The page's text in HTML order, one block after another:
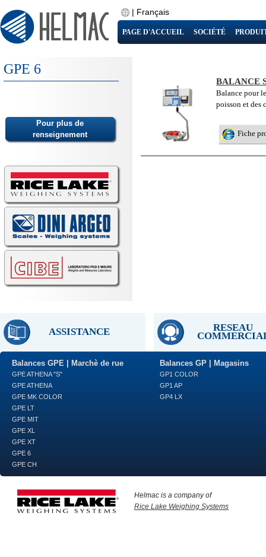
| Français
PAGE D'ACCUEIL SOCIÉTÉ
GPE 6
BALANCE
Balance pour
poisson et des
Fiche
ASSISTANCE RESEAU
Balances GPE | Marchè de rue
GPE ATHENA "S"
GPE ATHENA
GPE MK COLOR
GPE LT
GPE MIT
GPE XL
GPE XT
GPE 6
GPE CH
Balances GP | Magasins
GP1 COLOR
GP1 AP
GP4 LX
Helmac is a company of
Rice Lake Weighing Systems